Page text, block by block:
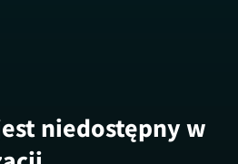
niedostępny w